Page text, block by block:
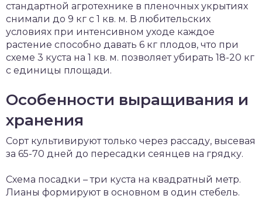
стандартной агротехнике в пленочных укрытиях
снимали до 9 кг с 1 кв. м. В любительских
условиях при интенсивном уходе каждое
растение способно давать 6 кг плодов, что при
схеме 3 куста на 1 кв. м. позволяет убирать 18-20 кг
с единицы площади.
Особенности выращивания и
хранения
Сорт культивируют только через рассаду, высевая
за 65-70 дней до пересадки сеянцев на грядку.
Схема посадки – три куста на квадратный метр.
Лианы формируют в основном в один стебель.